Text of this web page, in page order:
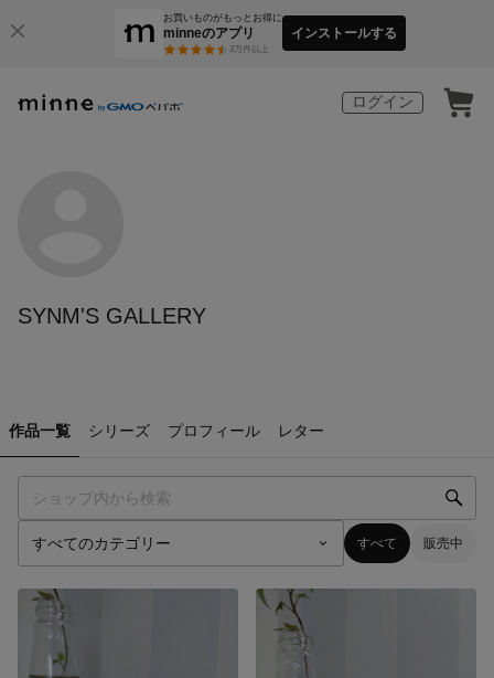
お買いものがもっとお得に
minneのアプリ
3万件以上
インストールする
ログイン
SYNM'S GALLERY
作品一覧 シリーズ プロフィール レター
すべて 販売中